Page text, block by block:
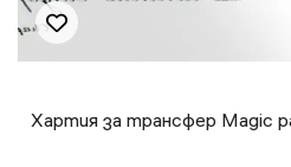
Хартия за трансфер Magic